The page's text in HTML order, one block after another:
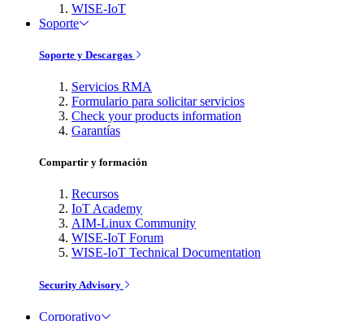
WISE-IoT
Soporte
Soporte y Descargas
Servicios RMA
Formulario para solicitar servicios
Check your products information
Garantías
Compartir y formación
Recursos
IoT Academy
AIM-Linux Community
WISE-IoT Forum
WISE-IoT Technical Documentation
Security Advisory
Corporativo